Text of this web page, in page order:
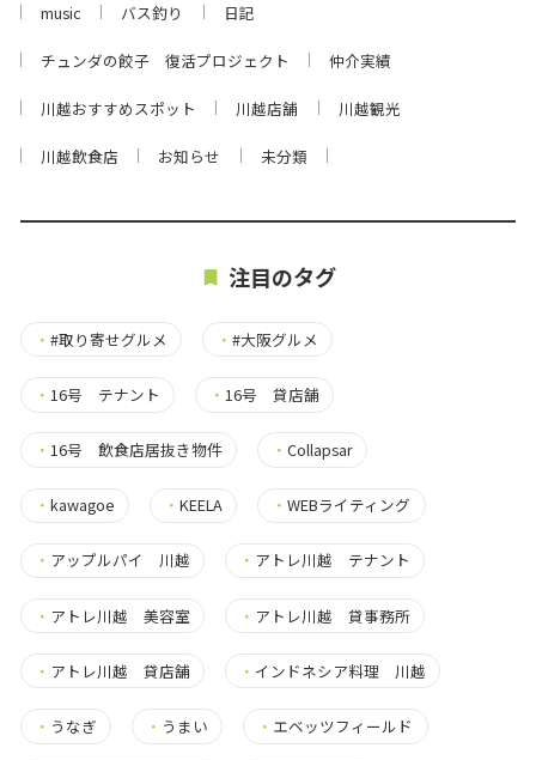
music バス釣り 日記
チュンダの餃子 復活プロジェクト 仲介実績
川越おすすめスポット 川越店舗 川越観光
川越飲食店 お知らせ 未分類
注目のタグ
・ #取り寄せグルメ ・#大阪グルメ
・ 16号 テナント ・16号 貸店舗
・ 16号 飲食店居抜き物件 ・Collapsar
・ kawagoe ・KEELA ・WEBライティング
・ アップルパイ 川越 ・ アトレ川越 テナント
・ アトレ川越 美容室 ・ アトレ川越 貸事務所
・ アトレ川越 貸店舗 ・ インドネシア料理 川越
・ うなぎ ・ うまい ・ エベッツフィールド